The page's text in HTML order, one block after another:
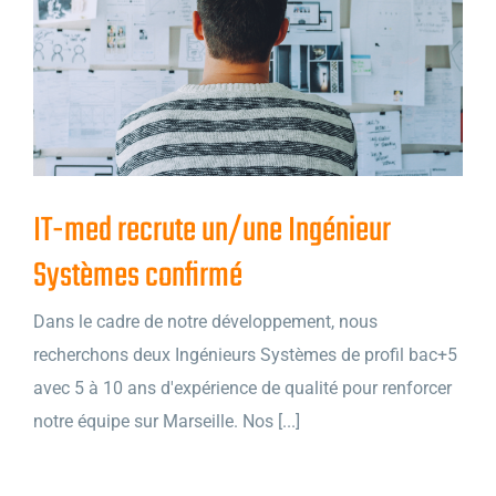
IT-med recrute un/une Ingénieur
Systèmes confirmé
Dans le cadre de notre développement, nous
recherchons deux Ingénieurs Systèmes de profil bac+5
avec 5 à 10 ans d'expérience de qualité pour renforcer
notre équipe sur Marseille. Nos [...]